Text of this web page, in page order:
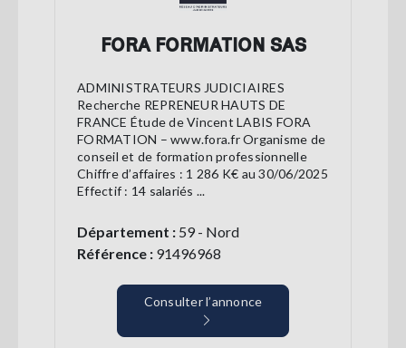
FORA FORMATION SAS
ADMINISTRATEURS JUDICIAIRES
Recherche REPRENEUR HAUTS DE
FRANCE Étude de Vincent LABIS FORA
FORMATION – www.fora.fr Organisme de
conseil et de formation professionnelle
Chiffre d’affaires : 1 286 K€ au 30/06/2025
Effectif : 14 salariés ...
Département : 59 - Nord
Référence : 91496968
Consulter l’annonce